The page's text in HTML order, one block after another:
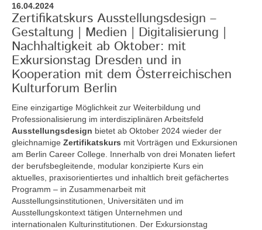
16.04.2024
Zertifikatskurs Ausstellungsdesign –
Gestaltung | Medien | Digitalisierung |
Nachhaltigkeit ab Oktober: mit
Exkursionstag Dresden und in
Kooperation mit dem Österreichischen
Kulturforum Berlin
Eine einzigartige Möglichkeit zur Weiterbildung und
Professionalisierung im interdisziplinären Arbeitsfeld
Ausstellungsdesign bietet ab Oktober 2024 wieder der
gleichnamige Zertifikatskurs mit Vorträgen und Exkursionen
am Berlin Career College. Innerhalb von drei Monaten liefert
der berufsbegleitende, modular konzipierte Kurs ein
aktuelles, praxisorientiertes und inhaltlich breit gefächertes
Programm – in Zusammenarbeit mit
Ausstellungsinstitutionen, Universitäten und im
Ausstellungskontext tätigen Unternehmen und
internationalen Kulturinstitutionen. Der Exkursionstag